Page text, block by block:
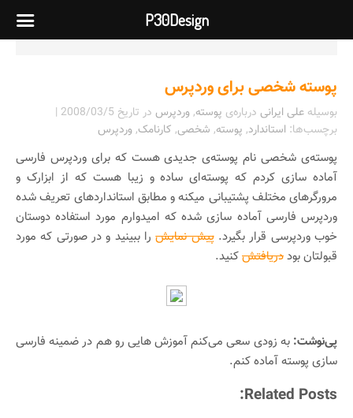
پوسته شخصی برای وردپرس
بوسیله علی ایرانی درباره‌ی پوسته,وردپرس در تاریخ 2008/03/5
|
برچسب‌ها: استاندارد, پوسته, شخصی, کارنامک,وردپرس
پوسته‌ی شخصی نام پوسته‌ی جدیدی هست که برای وردپرس فارسی
آماده سازی کردم که پوسته‌ای ساده و زیبا هست که از ابزارک و
مرورگرهای مختلف پشتیبانی میکنه و مطابق استانداردهای تعریف شده
وردپرس فارسی آماده سازی شده که امیدوارم مورد استفاده دوستان
خوب وردپرسی قرار بگیرد.پیش نمایشرا ببینید و در صورتی که مورد
قبولتان بوددریافتشکنید.
پی‌نوشت: به زودی سعی می‌کنم آموزش هایی رو هم در ضمینه فارسی
سازی پوسته آماده کنم.
Related Posts:
P30Design